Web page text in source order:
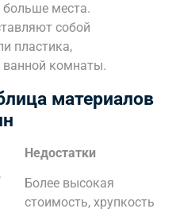
больше места.
собой
пластика,
ванной комнаты.
материалов
Недостатки
Более высокая
стоимость, хрупкость